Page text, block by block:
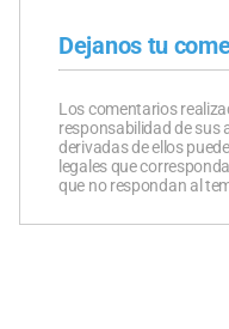
Dejanos tu
Los comentarios
responsabilidad de sus
derivadas de ellos
legales que
que no respondan al